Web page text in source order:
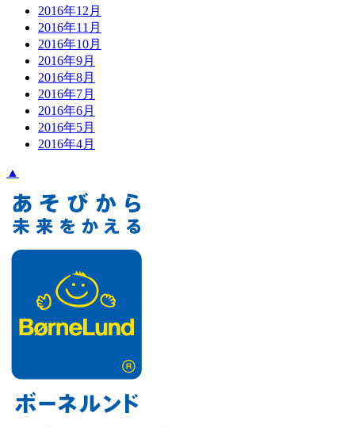
2016年12月
2016年11月
2016年10月
2016年9月
2016年8月
2016年7月
2016年6月
2016年5月
2016年4月
▲